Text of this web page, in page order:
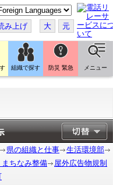
み上げ 大 元
組織で探す 防災 緊急 メニュー
県の組織と仕事
生活環境部
まちなみ整備
屋外広告物規制